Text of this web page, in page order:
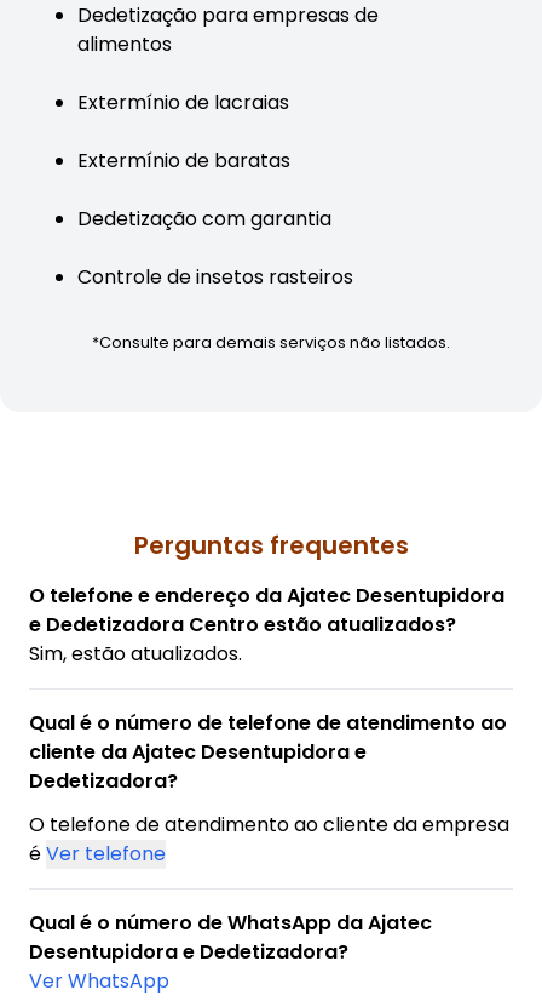
Dedetização para empresas de
alimentos
Extermínio de lacraias
Extermínio de baratas
Dedetização com garantia
Controle de insetos rasteiros
*Consulte para demais serviços não listados.
Perguntas frequentes
O telefone e endereço da Ajatec Desentupidora
e Dedetizadora Centro estão atualizados?
Sim, estão atualizados.
Qual é o número de telefone de atendimento ao
cliente da Ajatec Desentupidora e
Dedetizadora?
O telefone de atendimento ao cliente da empresa
éVer telefone
Qual é o número de WhatsApp da Ajatec
Desentupidora e Dedetizadora?
Ver WhatsApp